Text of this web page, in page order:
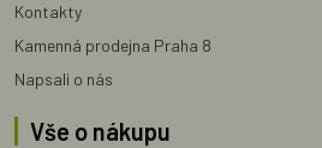
Kontakty
Kamenná prodejna Praha 8
Napsali o nás
Vše o nákupu